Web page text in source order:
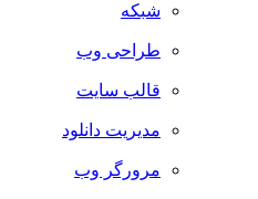
شبکه
طراحی وب
قالب سایت
مدیریت دانلود
مرورگر وب